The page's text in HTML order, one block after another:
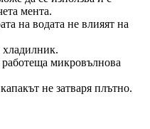
мента.
на водата не влияят на
хладилник.
микровълнова
не затваря плътно.